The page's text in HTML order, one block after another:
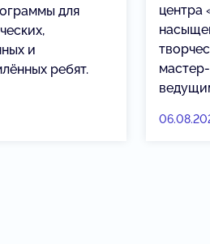
для
и
ребят.
центра